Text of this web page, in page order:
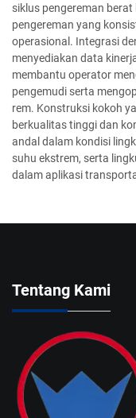
siklus pengereman
pengereman yang
operasional. Integrasi
menyediakan data
membantu operator
pengemudi serta
rem. Konstruksi kokoh
berkualitas tinggi dan
andal dalam kondisi
suhu ekstrem, serta
dalam aplikasi
Tentang Kami